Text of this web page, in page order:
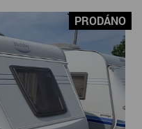
PRODÁNO